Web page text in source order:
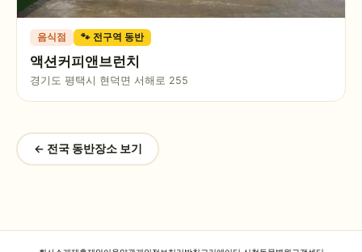
음식점 🐾 전구역 동반
액션커피앤브런치
경기도 평택시 현덕면 서해로 255
← 전국 동반장소 보기